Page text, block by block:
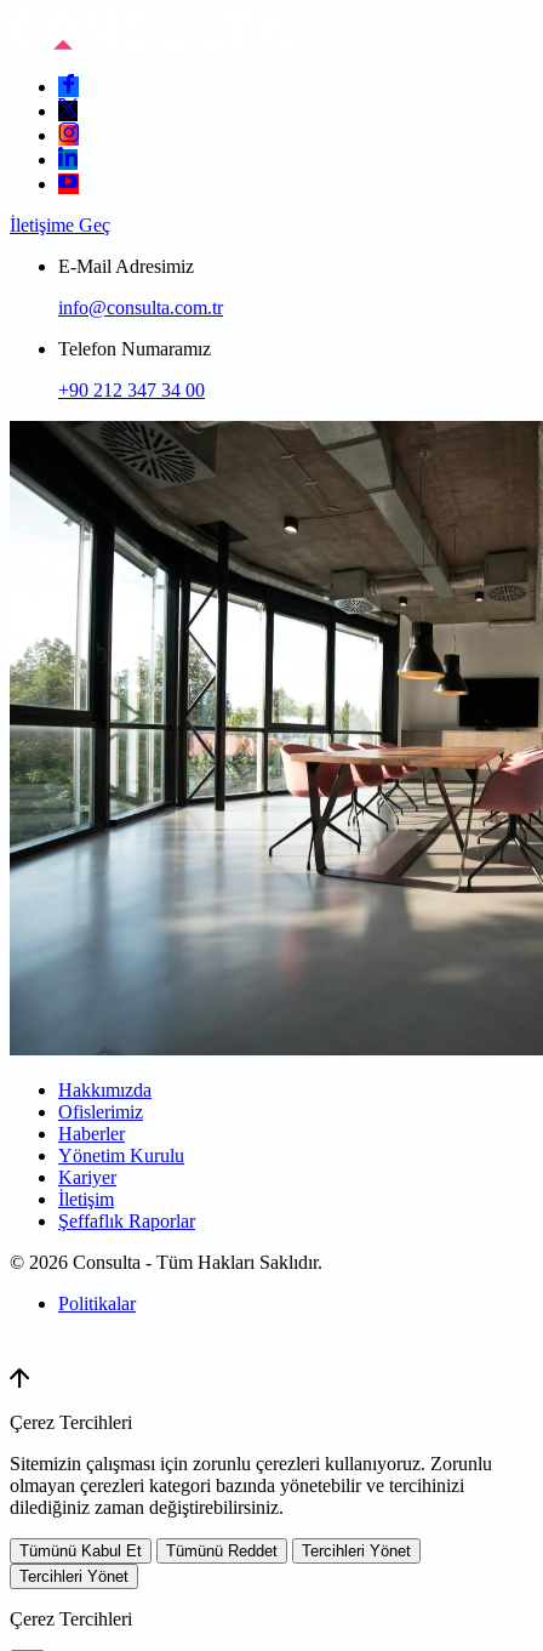
İletişime Geç
E-Mail Adresimiz
info@consulta.com.tr
Telefon Numaramız
+90 212 347 34 00
Hakkımızda
Ofislerimiz
Haberler
Yönetim Kurulu
Kariyer
İletişim
Şeffaflık Raporlar
© 2026 Consulta - Tüm Hakları Saklıdır.
Politikalar
Çerez Tercihleri
Sitemizin çalışması için zorunlu çerezleri kullanıyoruz. Zorunlu
olmayan çerezleri kategori bazında yönetebilir ve tercihinizi
dilediğiniz zaman değiştirebilirsiniz.
Tümünü Kabul Et Tümünü Reddet
Tercihleri Yönet
Tercihleri Yönet
Çerez Tercihleri